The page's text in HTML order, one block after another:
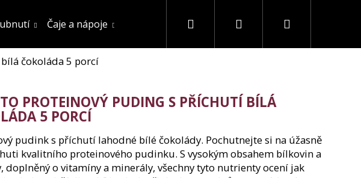
Čaje a nápoje Hledat PřihlášeníNákupní
čokoláda 5 porcí
PROTEINOVÝ PUDING S PŘÍCHUTÍ BÍLÁ
5 PORCÍ
pudink s příchutí lahodné bílé čokolá­dy. Pochutnejte si na úžasně
kvalitního proteinového pudinku. S vysokým obsahem bílkovin a
doplněný o vitamíny a minerály, všechny tyto nutrienty ocení jak